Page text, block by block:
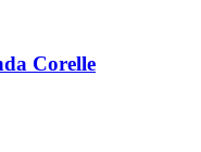
Corelle